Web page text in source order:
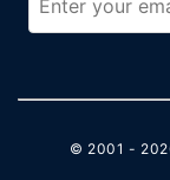
© 2001 -